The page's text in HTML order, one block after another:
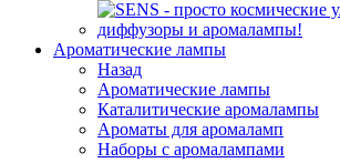
Ароматические лампы
Назад
Ароматические лампы
Каталитические аромалампы
Ароматы для аромаламп
Наборы с аромалампами